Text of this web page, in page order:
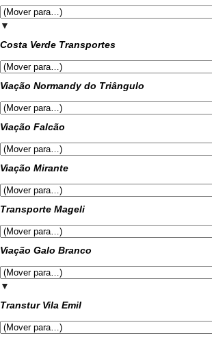
▼
Costa Verde Transportes
Viação Normandy do Triângulo
Viação Falcão
Viação Mirante
Transporte Mageli
Viação Galo Branco
▼
Transtur Vila Emil